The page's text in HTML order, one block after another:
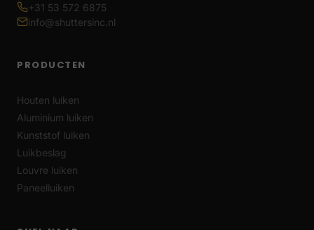
+31 53 572 6875
info@shuttersinc.nl
PRODUCTEN
Houten luiken
Aluminium luiken
Kunststof luiken
Luikbeslag
Louvre luiken
Paneelluiken